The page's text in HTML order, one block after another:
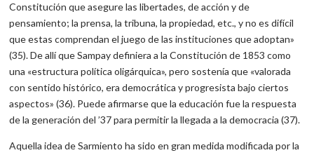
Constitución que asegure las libertades, de acción y de
pensamiento; la prensa, la tribuna, la propiedad, etc., y no es difícil
que estas comprendan el juego de las instituciones que adoptan»
(35). De allí que Sampay definiera a la Constitución de 1853 como
una «estructura política oligárquica», pero sostenía que «valorada
con sentido histórico, era democrática y progresista bajo ciertos
aspectos» (36). Puede afirmarse que la educación fue la respuesta
de la generación del ’37 para permitir la llegada a la democracia (37).
Aquella idea de Sarmiento ha sido en gran medida modificada por la